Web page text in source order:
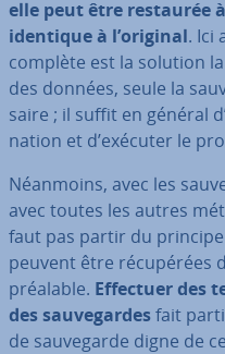
elle peut être restaurée
identique à l’original. Ici
complète est la solution
des données, seule la
saire ; il suffit en général
na­tion et d’exécuter le
Néanmoins, avec les
avec toutes les autres
faut pas partir du
peuvent être ré­cu­pé­rées
préalable. Effectuer des
des sau­ve­gardesfait
de sau­ve­garde digne de